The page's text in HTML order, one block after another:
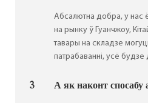
Абсалютна добра, у нас
на рынку ў Гуанчжоу,
тавары на складзе
патрабаванні, усё будзе
3 А як наконт спосабу